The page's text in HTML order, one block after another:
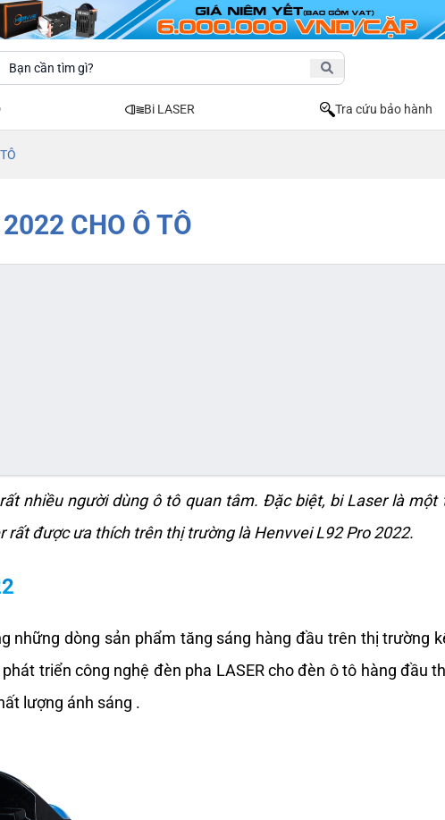
Bi LASER Tra cứu bảo hành
CHO Ô TÔ
nhiều người dùng ô tô quan tâm. Đặc biệt, bi Laser là một
được ưa thích trên thị trường là Henvvei L92 Pro 2022.
những dòng sản phẩm tăng sáng hàng đầu trên thị trường
triển công nghệ đèn pha LASER cho đèn ô tô hàng đầu
lượng ánh sáng .